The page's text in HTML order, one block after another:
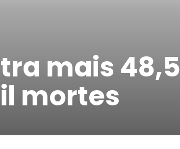
mais 48,5
mortes